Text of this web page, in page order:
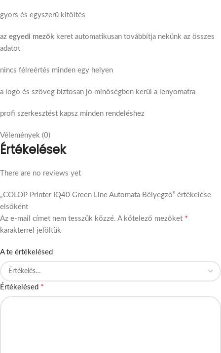
gyors és egyszerű kitöltés
az egyedi mezők keret automatikusan továbbítja nekünk az összes
adatot
nincs félreértés minden egy helyen
a logó és szöveg biztosan jó minőségben kerül a lenyomatra
profi szerkesztést kapsz minden rendeléshez
Vélemények (0)
Értékelések
There are no reviews yet
„COLOP Printer IQ40 Green Line Automata Bélyegző” értékelése
elsőként
Az e-mail címet nem tesszük közzé. A kötelező mezőket *
karakterrel jelöltük
A te értékelésed
Értékelésed *